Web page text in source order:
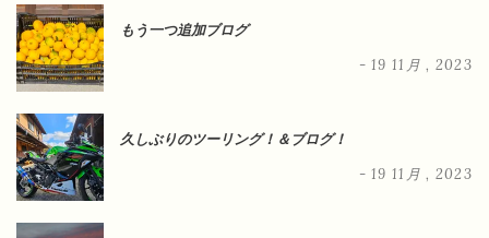
もう一つ追加ブログ
- 19 11月 , 2023
久しぶりのツーリング！＆ブログ！
- 19 11月 , 2023